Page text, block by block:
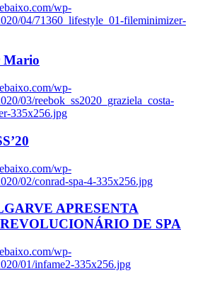
wp-
04/71360_lifestyle_01-fileminimizer-
Mario
wp-
03/reebok_ss2020_graziela_costa-
335x256.jpg
wp-
02/conrad-spa-4-335x256.jpg
APRESENTA
DE SPA
wp-
01/infame2-335x256.jpg